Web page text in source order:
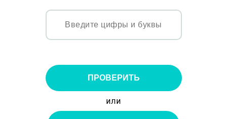
ПРОВЕРИТЬ
или